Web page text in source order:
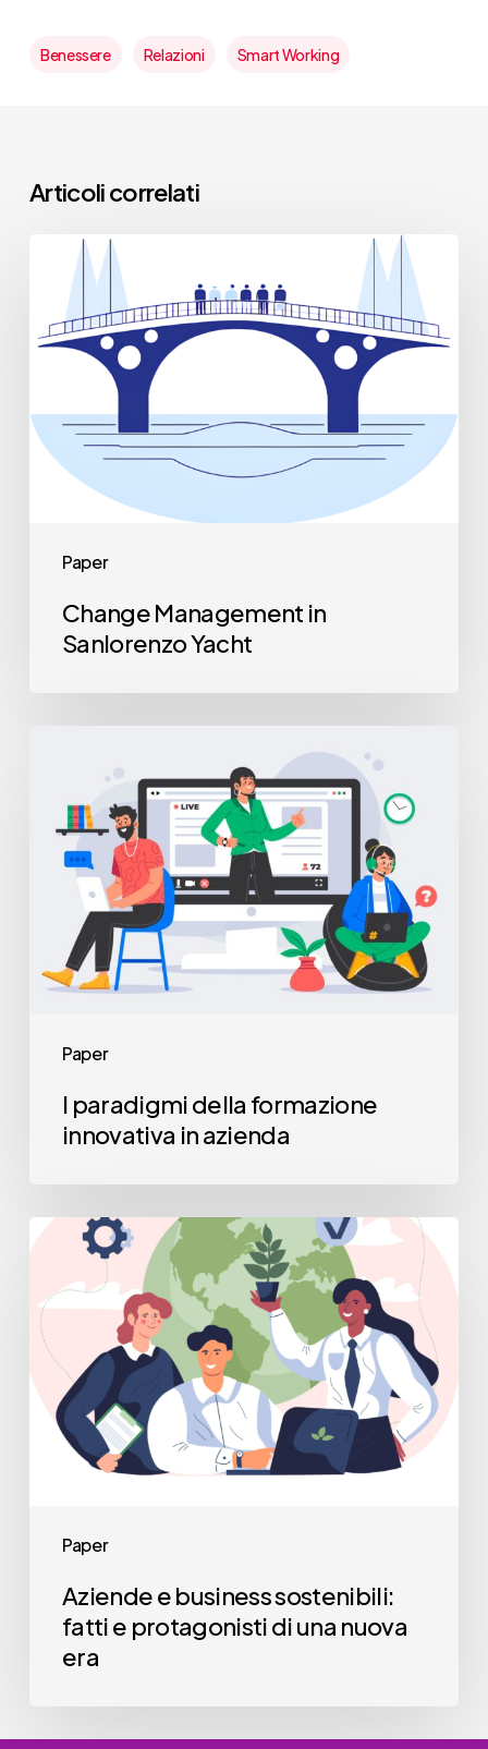
Benessere Relazioni Smart Working
Articoli correlati
Paper
Change
Management
Sanlorenzo
Change Management in
Sanlorenzo Yacht
Paper
paradigmi
della
formazione
innovativa
azienda
I paradigmi della formazione
innovativa in azienda
Paper
Aziende
business
sostenibili:
fatti
e
protagonisti
Aziende e business sostenibili:
fatti e protagonisti di una nuova
era